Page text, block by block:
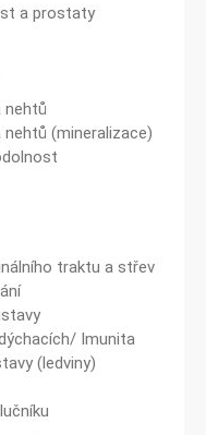
a prostaty
nehtů
(mineralizace)
traktu a střev
Imunita
(ledviny)